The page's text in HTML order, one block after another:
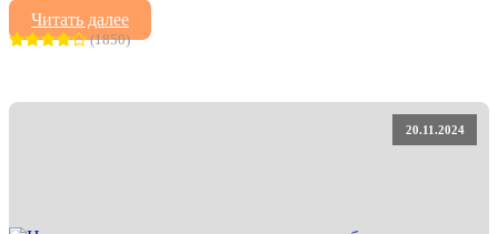
Читать далее
(1850)
20.11.2024